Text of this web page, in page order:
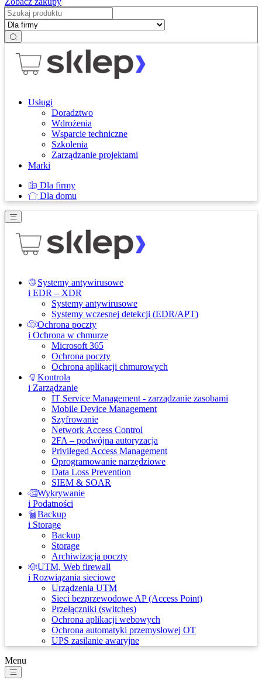
Usługi
Doradztwo
Wdrożenia
Wsparcie techniczne
Szkolenia
Zarządzanie projektami
Marki
Dla firmy
Dla domu
Systemy antywirusowe
i EDR – XDR
Systemy antywirusowe
Systemy wczesnej detekcji (EDR/APT)
Ochrona poczty
i Ochrona w chmurze
Microsoft 365
Ochrona poczty
Ochrona aplikacji chmurowych
Kontrola
i Zarządzanie
IT Service Management - zarządzanie zasobami
Mobile Device Management
Szyfrowanie
Network Access Control
2FA – podwójna autoryzacja
Privileged Access Management
Oprogramowanie narzędziowe
Data Loss Prevention
SIEM & SOAR
Wykrywanie
i Podatności
Backup
i Storage
Backup
Storage
Archiwizacja poczty
UTM, Web firewall
i Rozwiązania sieciowe
Urządzenia UTM
Sieci bezprzewodowe AP (Access Point)
Przełączniki (switches)
Ochrona aplikacji webowych
Ochrona automatyki przemysłowej OT
UPS zasilanie awaryjne
Menu